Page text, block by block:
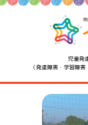
児童発
（発達障害・学習障